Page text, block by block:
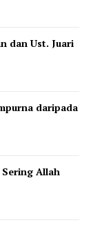
dan Ust. Juari
daripada
Allah